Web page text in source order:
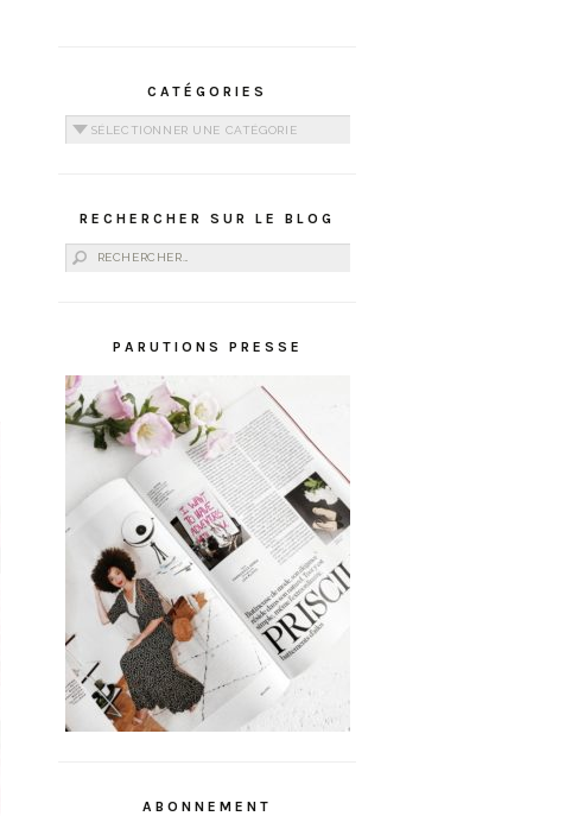
CATÉGORIES
Catégories
RECHERCHER SUR LE BLOG
Rechercher :
PARUTIONS PRESSE
ABONNEMENT